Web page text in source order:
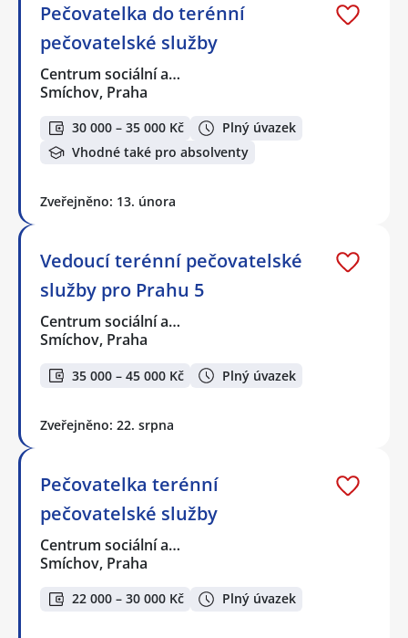
Pečovatelka do terénní
pečovatelské služby
Centrum sociální a…
Smíchov, Praha
30 000 – 35 000 Kč
Plný úvazek
Vhodné také pro absolventy
Zveřejněno: 13. února
Vedoucí terénní pečovatelské
služby pro Prahu 5
Centrum sociální a…
Smíchov, Praha
35 000 – 45 000 Kč Plný úvazek
Zveřejněno: 22. srpna
Pečovatelka terénní
pečovatelské služby
Centrum sociální a…
Smíchov, Praha
22 000 – 30 000 Kč Plný úvazek